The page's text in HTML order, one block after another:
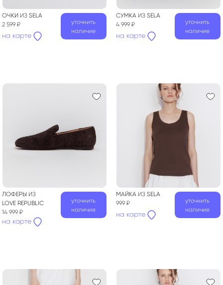
ОЧКИ ИЗ SELA
2 599 ₽
на карте
уточнить
наличие
СУМКА ИЗ SELA
4 999 ₽
на карте
уточнить
наличие
ЛОФЕРЫ ИЗ
LOVE REPUBLIC
14 999 ₽
на карте
уточнить
наличие
МАЙКА ИЗ SELA
999 ₽
на карте
уточнить
наличие